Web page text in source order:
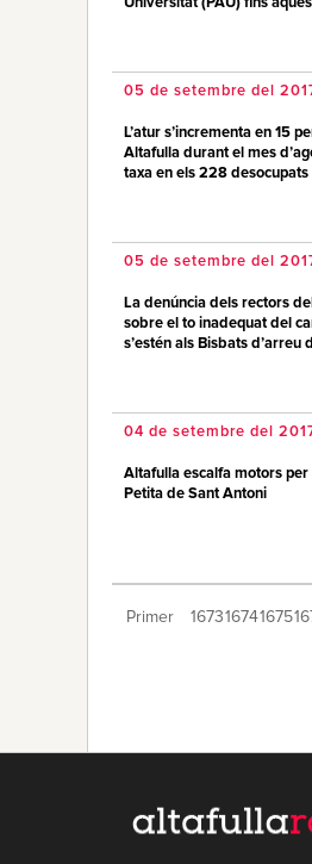
05 de setembre del
L’atur s’incrementa en 15
Altafulla durant el mes
taxa en els 228 desocupats
05 de setembre del
La denúncia dels rectors
sobre el to inadequat del
s’estén als Bisbats d’arreu
04 de setembre del
Altafulla escalfa motors per
Petita de Sant Antoni
Primer 167316741675
16871688168916901691